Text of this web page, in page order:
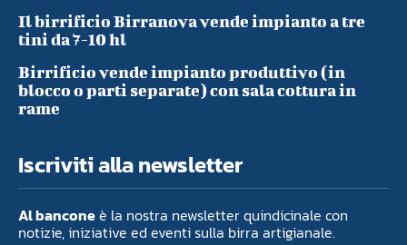
Il birrificio Birranova vende impianto a tre
tini da 7-10 hl
Birrificio vende impianto produttivo (in
blocco o parti separate) con sala cottura in
rame
Iscriviti alla newsletter
Al banconeè la nostra newsletter quindicinale con
notizie, iniziative ed eventi sulla birra artigianale.